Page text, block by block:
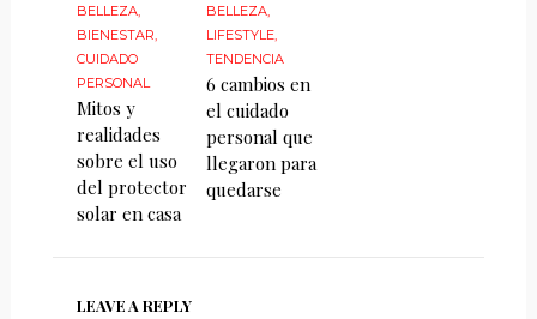
BELLEZA,
BIENESTAR,
CUIDADO
PERSONAL
Mitos y
realidades
sobre el uso
del protector
solar en casa
BELLEZA,
LIFESTYLE,
TENDENCIA
6 cambios en
el cuidado
personal que
llegaron para
quedarse
LEAVE A REPLY